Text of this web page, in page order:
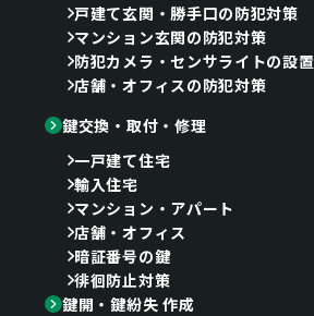
戸建て玄関・勝手口の防犯対策
マンション玄関の防犯対策
防犯カメラ・センサライトの設置
店舗・オフィスの防犯対策
鍵交換・取付・修理
一戸建て住宅
輸入住宅
マンション・アパート
店舗・オフィス
暗証番号の鍵
徘徊防止対策
鍵開・鍵紛失 作成